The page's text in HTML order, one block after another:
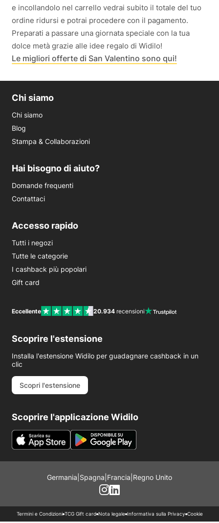
e incollandolo nel carrello vedrai subito il totale del tuo
ordine ridursi e potrai procedere con il pagamento.
Preparati a passare una giornata speciale con la tua
dolce metà grazie alle idee regalo di Widilo!
Le migliori offerte di San Valentino sono qui!
Chi siamo
Chi siamo
Blog
Stampa & Collaborazioni
Hai bisogno di aiuto?
Domande frequenti
Contattaci
Accesso rapido
Tutti i negozi
Tutte le categorie
I cashback più popolari
Gift card
Eccellente 20.934 recensioni
Scoprire l'estensione
Installa l'estensione Widilo per guadagnare cashback in un
clic
Scopri l'estensione
Scoprire l'applicazione Widilo
Germania Spagna Francia Regno Unito
Termini e Condizioni TCG Gift card Nota legale Informativa sulla Privacy Cookie